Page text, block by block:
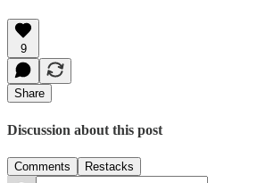
9
Share
Discussion about this post
Comments Restacks